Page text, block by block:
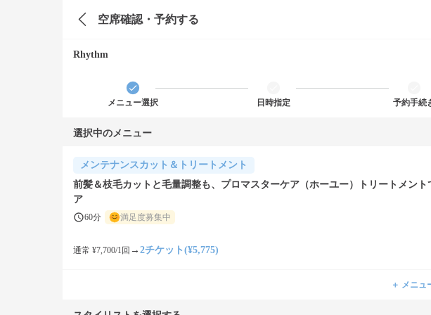
空席確認・予約する
Rhythm
メニュー選択 日時指定 予約手続
選択中のメニュー
メンテナンスカット＆トリートメント
前髪＆枝毛カットと毛量調整も、プロマスターケア（ホーユー）トリートメント
ア
60分 満足度募集中
通常 ¥7,700/1回 → 2チケット(¥5,775)
＋ メニュ